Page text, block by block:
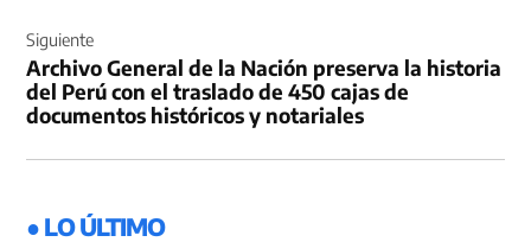
Siguiente
Archivo General de la Nación preserva la historia
del Perú con el traslado de 450 cajas de
documentos históricos y notariales
● LO ÚLTIMO